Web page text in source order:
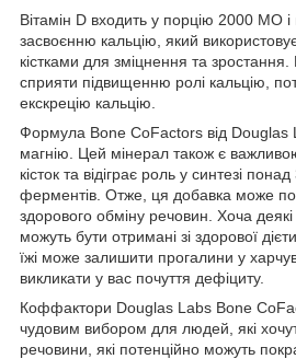
Вітамін D входить у порцію 2000 МО
засвоєнню кальцію, який
кістками для зміцнення та
сприяти підвищенню ролі кальцію,
екскрецію кальцію.
Формула Bone CoFactors від Douglas
магнію. Цей мінерал також є
кісток та відіграє роль у синтезі
ферментів. Отже, ця добавка може
здорового обміну речовин. Хоча
можуть бути отримані зі здорової
їжі може залишити прогалини у
викликати у вас почуття дефіциту.
Коффактори Douglas Labs Bone
чудовим вибором для людей, які
речовини, які потенційно можуть